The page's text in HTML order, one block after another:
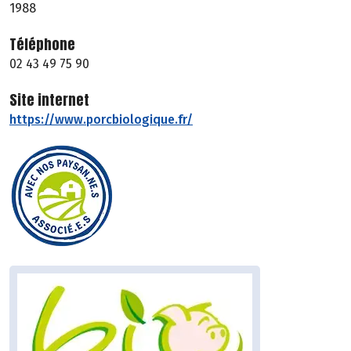
1988
Téléphone
02 43 49 75 90
Site internet
https://www.porcbiologique.fr/